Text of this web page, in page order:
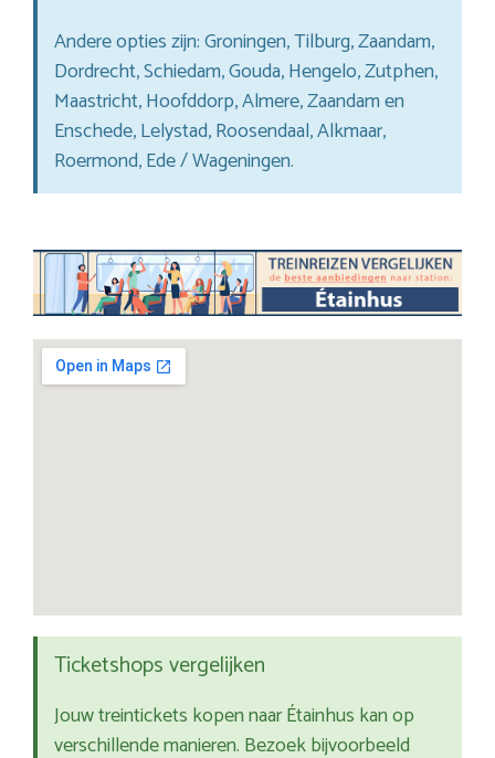
Andere opties zijn: Groningen, Tilburg, Zaandam,
Dordrecht, Schiedam, Gouda, Hengelo, Zutphen,
Maastricht, Hoofddorp, Almere, Zaandam en
Enschede, Lelystad, Roosendaal, Alkmaar,
Roermond, Ede / Wageningen.
Ticketshops vergelijken
Jouw treintickets kopen naar Étainhus kan op
verschillende manieren. Bezoek bijvoorbeeld